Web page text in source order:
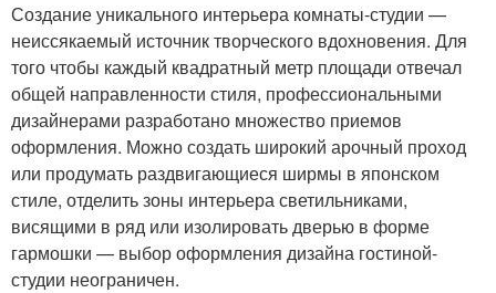
Создание уникального интерьера комнаты-студии —
неиссякаемый источник творческого вдохновения. Для
того чтобы каждый квадратный метр площади отвечал
общей направленности стиля, профессиональными
дизайнерами разработано множество приемов
оформления. Можно создать широкий арочный проход
или продумать раздвигающиеся ширмы в японском
стиле, отделить зоны интерьера светильниками,
висящими в ряд или изолировать дверью в форме
гармошки — выбор оформления дизайна гостиной-
студии неограничен.